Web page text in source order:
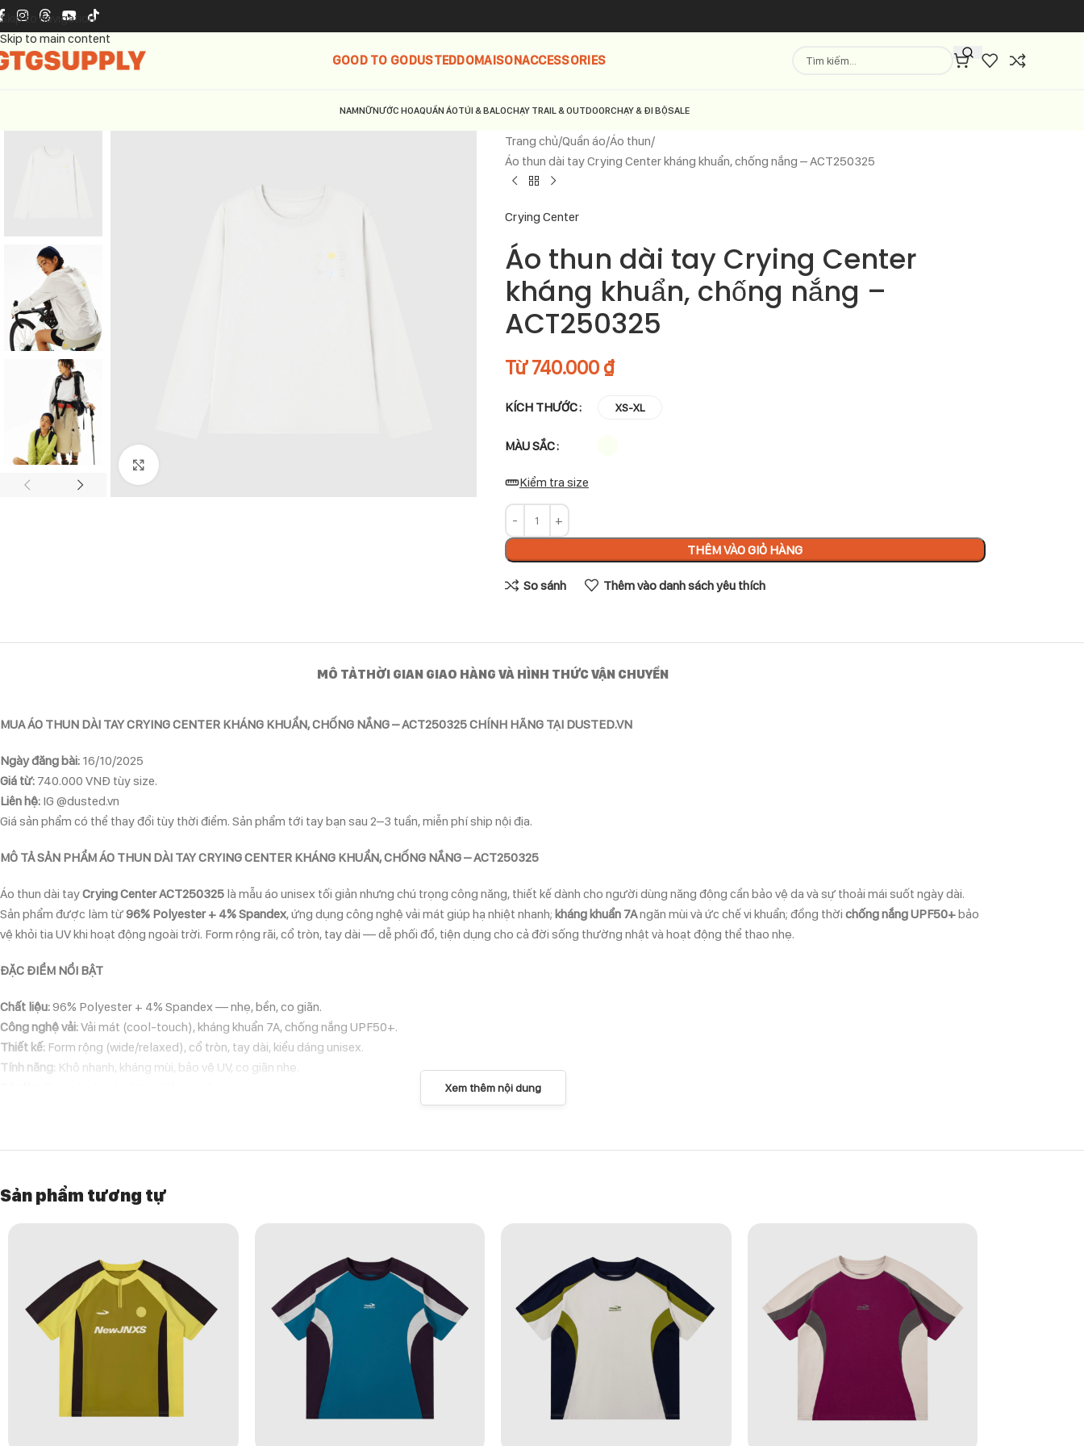
Skip to navigation
Skip to main content
GOOD TO GODUSTEDDOMAISONACCESSORIES
NAMNỮNƯỚC HOAQUẦN ÁOTÚI & BALOCHẠY TRAIL & OUTDOORCHẠY & ĐI BỘSALE
Trang chủ Quần áo Áo thun
Áo thun dài tay Crying Center kháng khuẩn, chống nắng – ACT250325
Crying Center
Áo thun dài tay Crying Center
kháng khuẩn, chống nắng –
ACT250325
Từ740.000 ₫
KÍCH THƯỚC XS-XL
MÀU SẮC
Kiểm tra size
THÊM VÀO GIỎ HÀNG
So sánh Thêm vào danh sách yêu thích
MÔ TẢTHỜI GIAN GIAO HÀNG VÀ HÌNH THỨC VẬN CHUYỂN
MUA ÁO THUN DÀI TAY CRYING CENTER KHÁNG KHUẨN, CHỐNG NẮNG – ACT250325 CHÍNH HÃNG TẠI DUSTED.VN
Ngày đăng bài: 16/10/2025
Giá từ: 740.000 VNĐ tùy size.
Liên hệ: IG @dusted.vn
Giá sản phẩm có thể thay đổi tùy thời điểm. Sản phẩm tới tay bạn sau 2–3 tuần, miễn phí ship nội địa.
MÔ TẢ SẢN PHẨM ÁO THUN DÀI TAY CRYING CENTER KHÁNG KHUẨN, CHỐNG NẮNG – ACT250325
Áo thun dài tayCrying Center ACT250325 là mẫu áo unisex tối giản nhưng chú trọng công năng, thiết kế dành cho người dùng năng động cần bảo vệ da và sự thoải mái suốt ngày dài.
Sản phẩm được làm từ96% Polyester + 4% Spandex, ứng dụng công nghệ vải mát giúp hạ nhiệt nhanh; kháng khuẩn 7Angăn mùi và ức chế vi khuẩn; đồng thời chống nắng UPF50+bảo
vệ khỏi tia UV khi hoạt động ngoài trời. Form rộng rãi, cổ tròn, tay dài — dễ phối đồ, tiện dụng cho cả đời sống thường nhật và hoạt động thể thao nhẹ.
ĐẶC ĐIỂM NỔI BẬT
Chất liệu:96% Polyester + 4% Spandex — nhẹ, bền, co giãn.
Công nghệ vải:Vải mát (cool-touch), kháng khuẩn 7A, chống nắng UPF50+.
Thiết kế: Form rộng (wide/relaxed), cổ tròn, tay dài, kiểu dáng unisex.
Tính năng: Khô nhanh, kháng mùi, bảo vệ UV, co giãn nhẹ.
LÝ DO NÊN CHỌN
Bảo vệ toàn diện:
Thoải mái cả ngày:Vải mát + khô nhanh, phù hợp khí hậu nóng ẩm.
Vệ sinh & bền mùi:Kháng khuẩn 7A giảm mùi sau vận động.
Form rộng thoải mái:Dễ phối layer với áo khoác hoặc mặc đơn lẻ.
HƯỚNG DẪN BẢO QUẢN
Giặt tay hoặc giặt máy chế độ nhẹ.
Không dùng chất tẩy mạnh.
Phơi nơi thoáng mát, tránh ánh nắng gắt.
Không ủi ở nhiệt độ cao.
CHI TIẾT PHÁT HÀNH
Xem thêm nội dung
Sản phẩm tương tự